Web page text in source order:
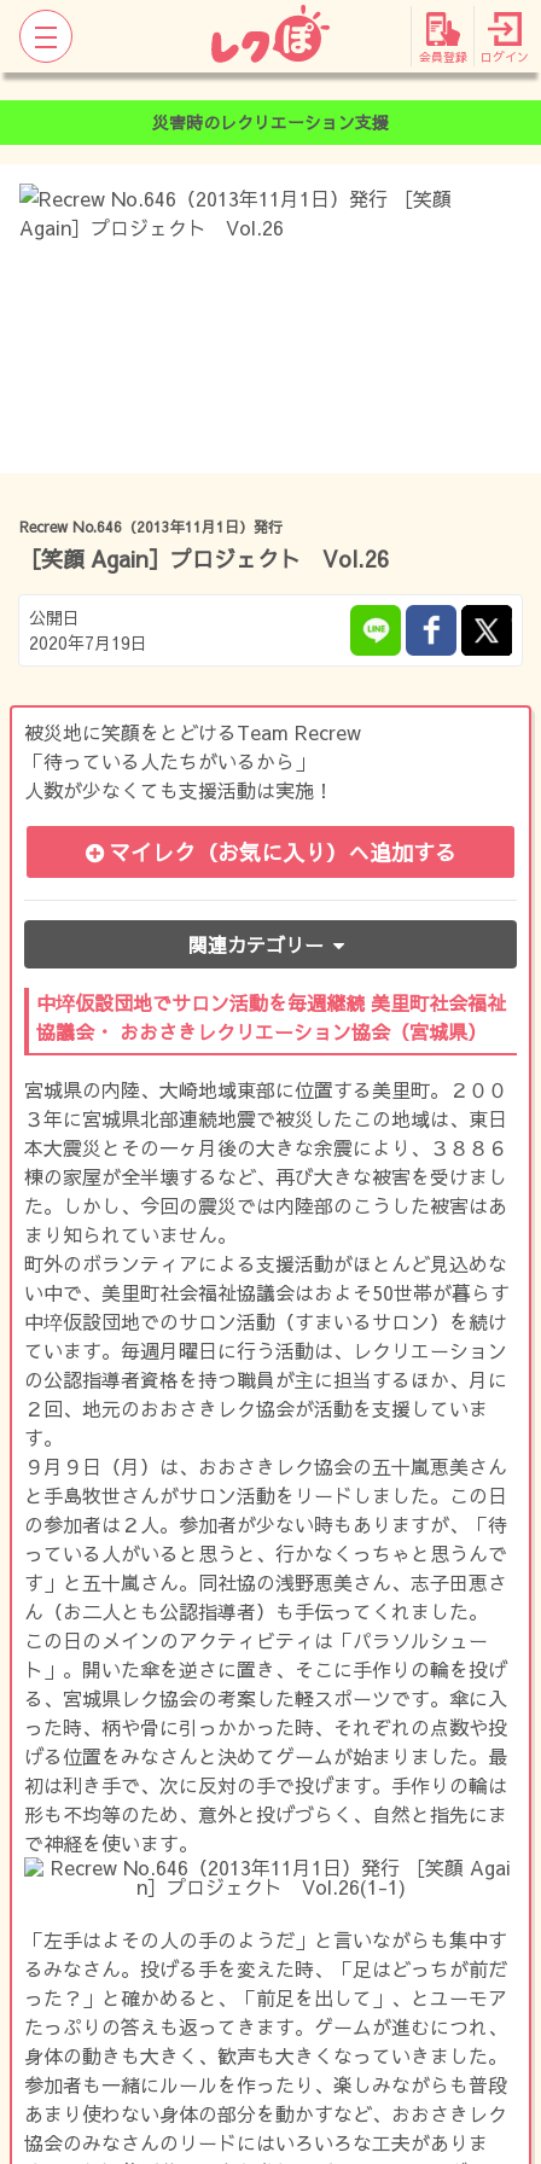
会員登録 ログイン
災害時のレクリエーション支援
Recrew No.646（2013年11月1日）発行
［笑顔 Again］プロジェクト Vol.26
公開日
2020年7月19日
被災地に笑顔をとどけるTeam Recrew
「待っている人たちがいるから」
人数が少なくても支援活動は実施！
マイレク（お気に入り） へ追加する
関連カテゴリー
中埣仮設団地でサロン活動を毎週継続 美里町社会福祉
協議会・ おおさきレクリエーション協会（宮城県）
宮城県の内陸、大崎地域東部に位置する美里町。２００
３年に宮城県北部連続地震で被災したこの地域は、東日
本大震災とその一ヶ月後の大きな余震により、３８８６
棟の家屋が全半壊するなど、再び大きな被害を受けまし
た。しかし、今回の震災では内陸部のこうした被害はあ
まり知られていません。
町外のボランティアによる支援活動がほとんど見込めな
い中で、美里町社会福祉協議会はおよそ50世帯が暮らす
中埣仮設団地でのサロン活動（すまいるサロン）を続け
ています。毎週月曜日に行う活動は、レクリエーション
の公認指導者資格を持つ職員が主に担当するほか、月に
２回、地元のおおさきレク協会が活動を支援していま
す。
９月９日（月）は、おおさきレク協会の五十嵐恵美さん
と手島牧世さんがサロン活動をリードしました。この日
の参加者は２人。参加者が少ない時もありますが、「待
っている人がいると思うと、行かなくっちゃと思うんで
す」と五十嵐さん。同社協の浅野恵美さん、志子田恵さ
ん（お二人とも公認指導者）も手伝ってくれました。
この日のメインのアクティビティは「パラソルシュー
ト」。開いた傘を逆さに置き、そこに手作りの輪を投げ
る、宮城県レク協会の考案した軽スポーツです。傘に入
った時、柄や骨に引っかかった時、それぞれの点数や投
げる位置をみなさんと決めてゲームが始まりました。最
初は利き手で、次に反対の手で投げます。手作りの輪は
形も不均等のため、意外と投げづらく、自然と指先にま
で神経を使います。
「左手はよその人の手のようだ」と言いながらも集中す
るみなさん。投げる手を変えた時、「足はどっちが前だ
った？」と確かめると、「前足を出して」、とユーモア
たっぷりの答えも返ってきます。ゲームが進むにつれ、
身体の動きも大きく、歓声も大きくなっていきました。
参加者も一緒にルールを作ったり、楽しみながらも普段
あまり使わない身体の部分を動かすなど、おおさきレク
協会のみなさんのリードにはいろいろな工夫がありま